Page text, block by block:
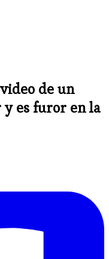
de un
es furor en la